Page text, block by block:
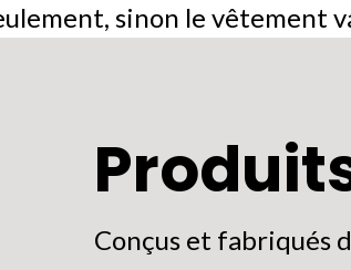
sinon le vêtement
Conçus et fabriqués